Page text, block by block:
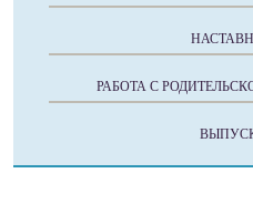
РАБОТА С